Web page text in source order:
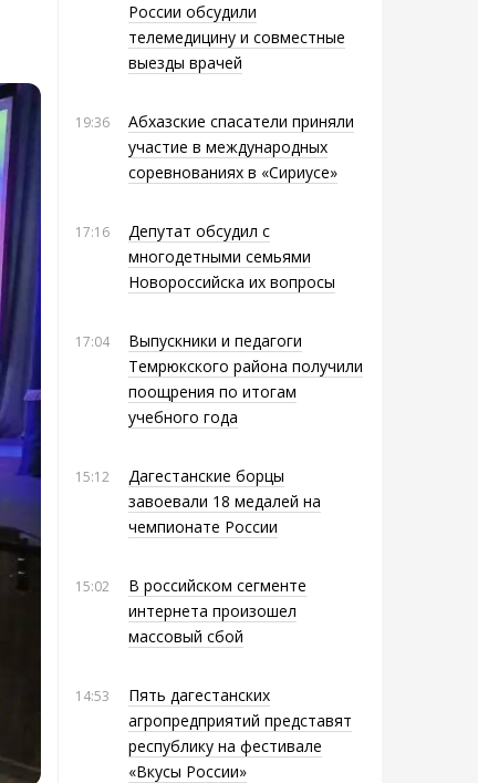
России обсудили
телемедицину и совместные
выезды врачей
19:36
Абхазские спасатели приняли
участие в международных
соревнованиях в «Сириусе»
17:16
Депутат обсудил с
многодетными семьями
Новороссийска их вопросы
17:04
Выпускники и педагоги
Темрюкского района получили
поощрения по итогам
учебного года
15:12
Дагестанские борцы
завоевали 18 медалей на
чемпионате России
15:02
В российском сегменте
интернета произошел
массовый сбой
14:53
Пять дагестанских
агропредприятий представят
республику на фестивале
«Вкусы России»